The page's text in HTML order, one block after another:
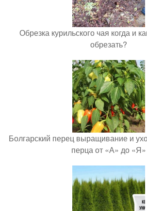
Обрезка курильского чая когда и
обрезать?
Болгарский перец выращивание и
перца от «А» до «Я»